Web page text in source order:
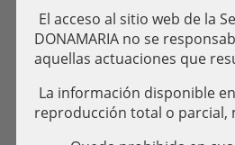
El acceso al sitio web de la
DONAMARIA no se
aquellas actuaciones que
La información disponible
reproducción total o parcial,